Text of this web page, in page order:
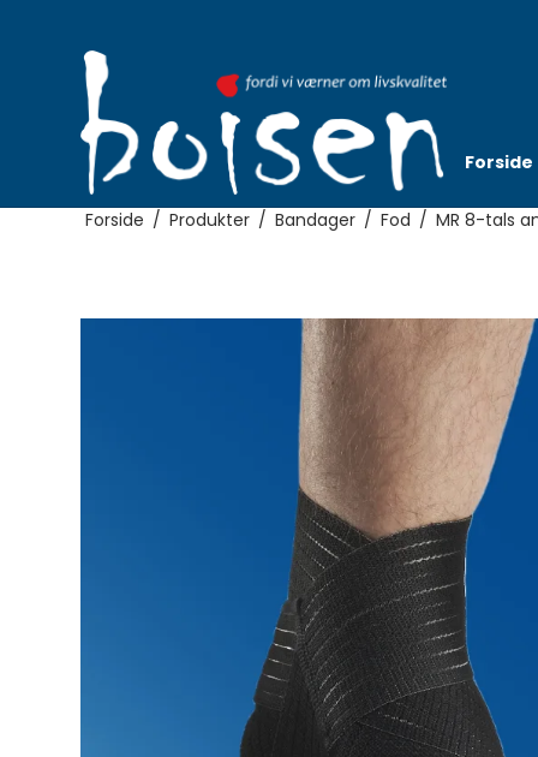
Forside
Forside / Produkter / Bandager / Fod / MR 8-tals